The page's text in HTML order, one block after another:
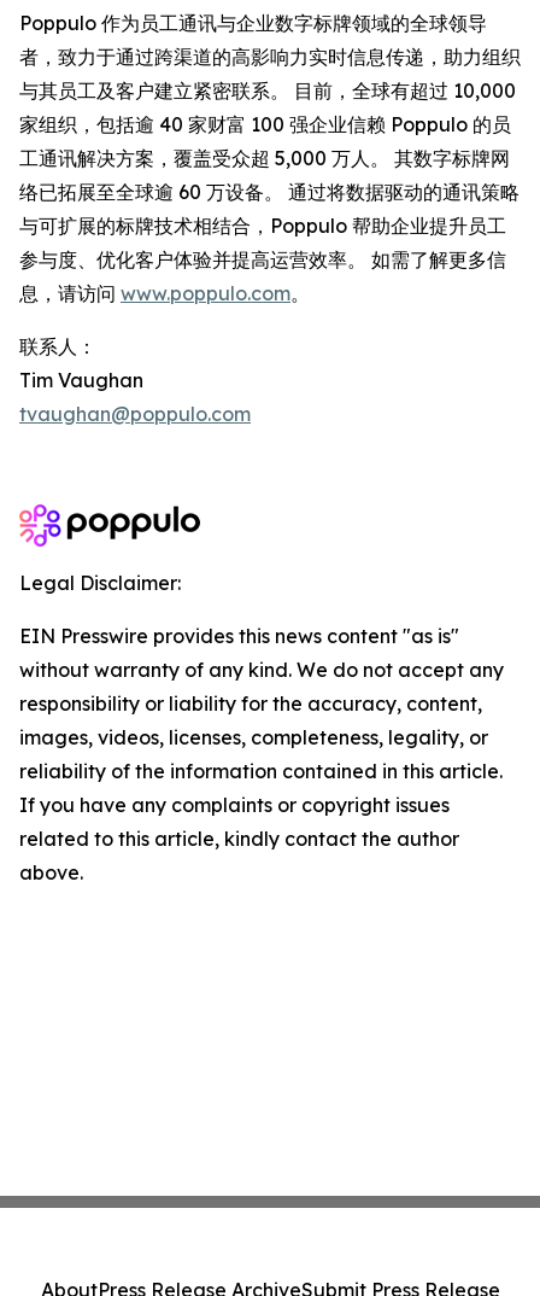
Poppulo 作为员工通讯与企业数字标牌领域的全球领导
者，致力于通过跨渠道的高影响力实时信息传递，助力组织
与其员工及客户建立紧密联系。 目前，全球有超过 10,000
家组织，包括逾 40 家财富 100 强企业信赖 Poppulo 的员
工通讯解决方案，覆盖受众超 5,000 万人。 其数字标牌网
络已拓展至全球逾 60 万设备。 通过将数据驱动的通讯策略
与可扩展的标牌技术相结合，Poppulo 帮助企业提升员工
参与度、优化客户体验并提高运营效率。 如需了解更多信
息，请访问 www.poppulo.com。
联系人：
Tim Vaughan
tvaughan@poppulo.com
Legal Disclaimer:
EIN Presswire provides this news content "as is"
without warranty of any kind. We do not accept any
responsibility or liability for the accuracy, content,
images, videos, licenses, completeness, legality, or
reliability of the information contained in this article.
If you have any complaints or copyright issues
related to this article, kindly contact the author
above.
AboutPress Release ArchiveSubmit Press Release